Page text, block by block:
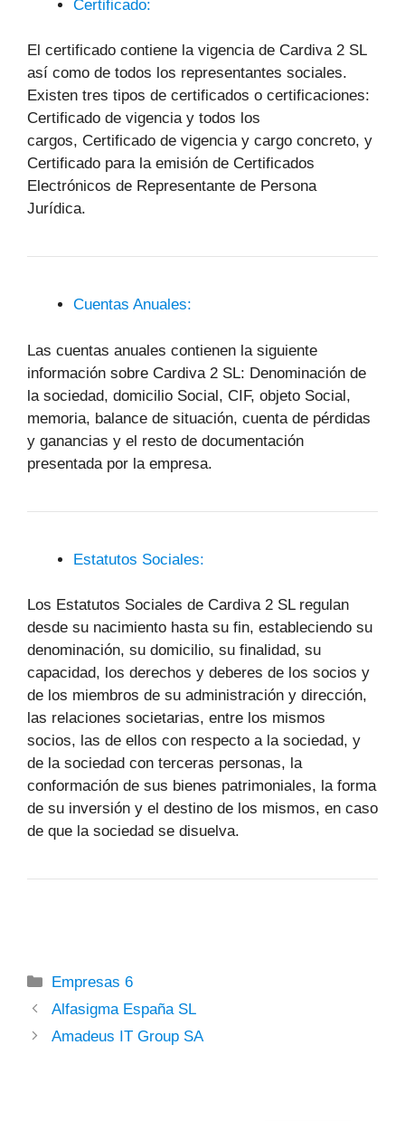
Certificado:
El certificado contiene la vigencia de Cardiva 2 SL
así como de todos los representantes sociales.
Existen tres tipos de certificados o certificaciones:
Certificado de vigencia y todos los
cargos, Certificado de vigencia y cargo concreto, y
Certificado para la emisión de Certificados
Electrónicos de Representante de Persona
Jurídica.
Cuentas Anuales:
Las cuentas anuales contienen la siguiente
información sobre Cardiva 2 SL: Denominación de
la sociedad, domicilio Social, CIF, objeto Social,
memoria, balance de situación, cuenta de pérdidas
y ganancias y el resto de documentación
presentada por la empresa.
Estatutos Sociales:
Los Estatutos Sociales de Cardiva 2 SL regulan
desde su nacimiento hasta su fin, estableciendo su
denominación, su domicilio, su finalidad, su
capacidad, los derechos y deberes de los socios y
de los miembros de su administración y dirección,
las relaciones societarias, entre los mismos
socios, las de ellos con respecto a la sociedad, y
de la sociedad con terceras personas, la
conformación de sus bienes patrimoniales, la forma
de su inversión y el destino de los mismos, en caso
de que la sociedad se disuelva.
Categorías
Empresas 6
Alfasigma España SL
Amadeus IT Group SA